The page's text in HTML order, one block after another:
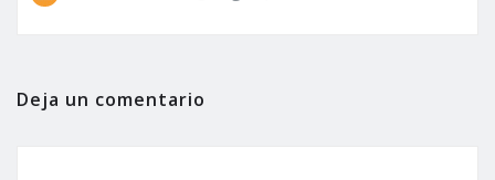
Deja un comentario